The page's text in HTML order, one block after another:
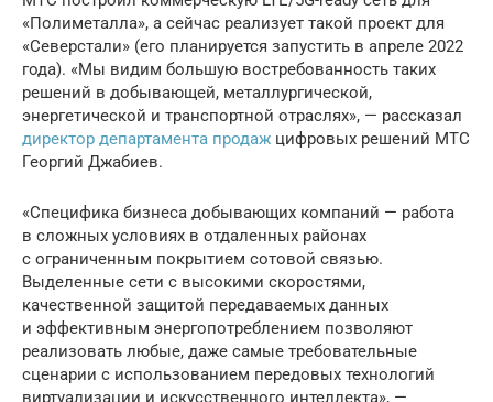
«Полиметалла», а сейчас реализует такой проект для
«Северстали» (его планируется запустить в апреле 2022
года). «Мы видим большую востребованность таких
решений в добывающей, металлургической,
энергетической и транспортной отраслях», — рассказал
директор департамента продаж цифровых решений МТС
Георгий Джабиев.
«Специфика бизнеса добывающих компаний — работа
в сложных условиях в отдаленных районах
с ограниченным покрытием сотовой связью.
Выделенные сети с высокими скоростями,
качественной защитой передаваемых данных
и эффективным энергопотреблением позволяют
реализовать любые, даже самые требовательные
сценарии с использованием передовых технологий
виртуализации и искусственного интеллекта», —